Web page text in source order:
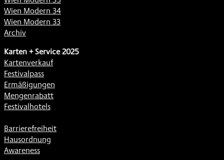
Wien Modern 34
Wien Modern 33
Archiv
Karten + Service 2025
Kartenverkauf
Festivalpass
Ermäßigungen
Mengenrabatt
Festivalhotels
Barrierefreiheit
Hausordnung
Awareness